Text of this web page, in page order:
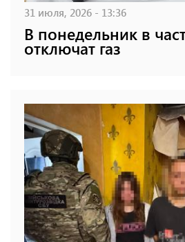
31 июля, 2026 - 13:36
В понедельник в
отключат газ